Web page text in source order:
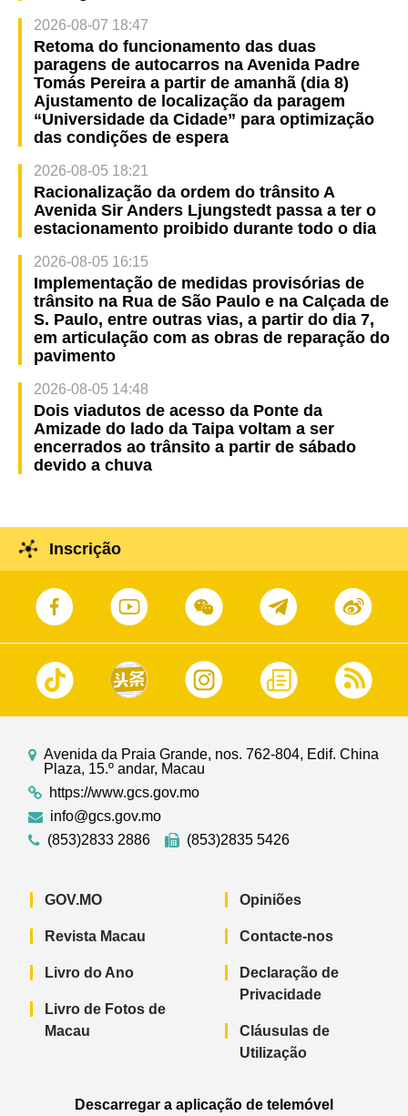
2026-08-07 18:47
Retoma do funcionamento das duas
paragens de autocarros na Avenida Padre
Tomás Pereira a partir de amanhã (dia 8)
Ajustamento de localização da paragem
“Universidade da Cidade” para optimização
das condições de espera
2026-08-05 18:21
Racionalização da ordem do trânsito A
Avenida Sir Anders Ljungstedt passa a ter o
estacionamento proibido durante todo o dia
2026-08-05 16:15
Implementação de medidas provisórias de
trânsito na Rua de São Paulo e na Calçada de
S. Paulo, entre outras vias, a partir do dia 7,
em articulação com as obras de reparação do
pavimento
2026-08-05 14:48
Dois viadutos de acesso da Ponte da
Amizade do lado da Taipa voltam a ser
encerrados ao trânsito a partir de sábado
devido a chuva
Inscrição
Avenida da Praia Grande, nos. 762-804, Edif. China
Plaza, 15.º andar, Macau
https://www.gcs.gov.mo
info@gcs.gov.mo
(853)2833 2886
(853)2835 5426
GOV.MO
Revista Macau
Livro do Ano
Livro de Fotos de
Macau
Opiniões
Contacte-nos
Declaração de
Privacidade
Cláusulas de
Utilização
Descarregar a aplicação de telemóvel